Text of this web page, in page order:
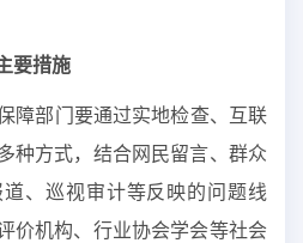
要措施
部门要通过实地检查、互联
种方式，结合网民留言、群众
、巡视审计等反映的问题线
价机构、行业协会学会等社会